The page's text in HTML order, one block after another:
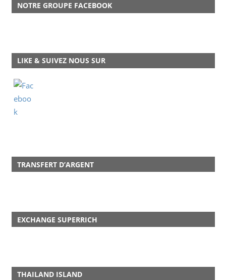
NOTRE GROUPE FACEBOOK
LIKE & SUIVEZ NOUS SUR
TRANSFERT D’ARGENT
EXCHANGE SUPERRICH
THAILAND ISLAND